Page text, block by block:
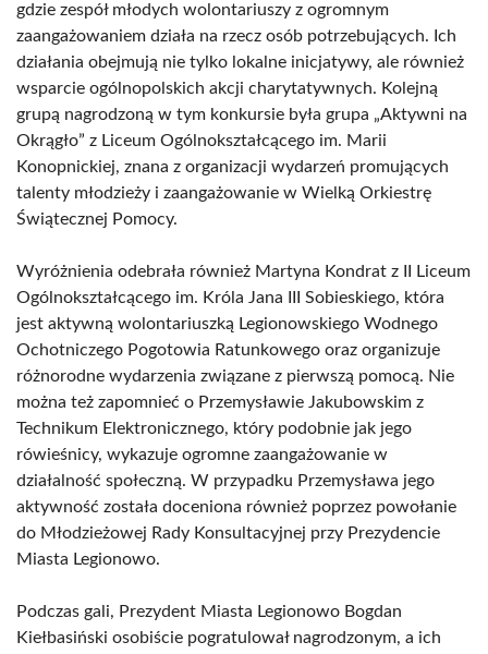
gdzie zespół młodych wolontariuszy z ogromnym
zaangażowaniem działa na rzecz osób potrzebujących. Ich
działania obejmują nie tylko lokalne inicjatywy, ale również
wsparcie ogólnopolskich akcji charytatywnych. Kolejną
grupą nagrodzoną w tym konkursie była grupa „Aktywni na
Okrągło” z Liceum Ogólnokształcącego im. Marii
Konopnickiej, znana z organizacji wydarzeń promujących
talenty młodzieży i zaangażowanie w Wielką Orkiestrę
Świątecznej Pomocy.
Wyróżnienia odebrała również Martyna Kondrat z II Liceum
Ogólnokształcącego im. Króla Jana III Sobieskiego, która
jest aktywną wolontariuszką Legionowskiego Wodnego
Ochotniczego Pogotowia Ratunkowego oraz organizuje
różnorodne wydarzenia związane z pierwszą pomocą. Nie
można też zapomnieć o Przemysławie Jakubowskim z
Technikum Elektronicznego, który podobnie jak jego
rówieśnicy, wykazuje ogromne zaangażowanie w
działalność społeczną. W przypadku Przemysława jego
aktywność została doceniona również poprzez powołanie
do Młodzieżowej Rady Konsultacyjnej przy Prezydencie
Miasta Legionowo.
Podczas gali, Prezydent Miasta Legionowo Bogdan
Kiełbasiński osobiście pogratulował nagrodzonym, a ich